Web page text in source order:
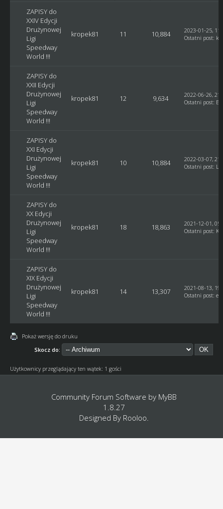
ZAPISY do
XXIV Edycji
Drużynowej
Ligi
Speedway
World !!!
kropek81 11 10,884
2023-01-25,
Ostatni post:
ZAPISY do
XXII Edycji
Drużynowej
Ligi
Speedway
World !!!
kropek81 12 9,634
2022-06-26,
Ostatni post:
ZAPISY do
XXI Edycji
Drużynowej
Ligi
Speedway
World !!!
kropek81 10 10,884
2022-03-07,
Ostatni post:
ZAPISY do
XX Edycji
Drużynowej
Ligi
Speedway
World !!!
kropek81 18 18,863
2021-12-01,
Ostatni post:
ZAPISY do
XIX Edycji
Drużynowej
Ligi
Speedway
World !!!
kropek81 14 13,307
2021-08-13,
Ostatni post:
Pokaż wersję do druku
Skocz do:
Użytkownicy przeglądający ten wątek: 1 gości
Community Forum Software by MyBB
1.8.27
Designed By Rooloo.